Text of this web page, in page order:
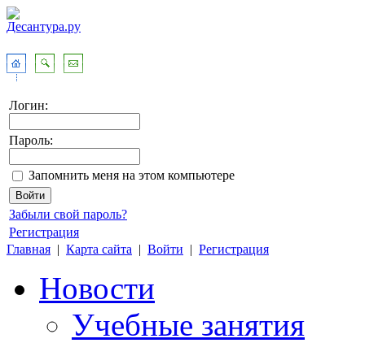
Логин:
Пароль:
Запомнить меня на этом компьютере
Забыли свой пароль?
Регистрация
Главная | Карта сайта | Войти | Регистрация
Новости
Учебные занятия